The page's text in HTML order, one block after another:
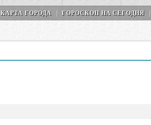
КАРТА ГОРОДА ГОРОСКОП НA СEГОДНЯ